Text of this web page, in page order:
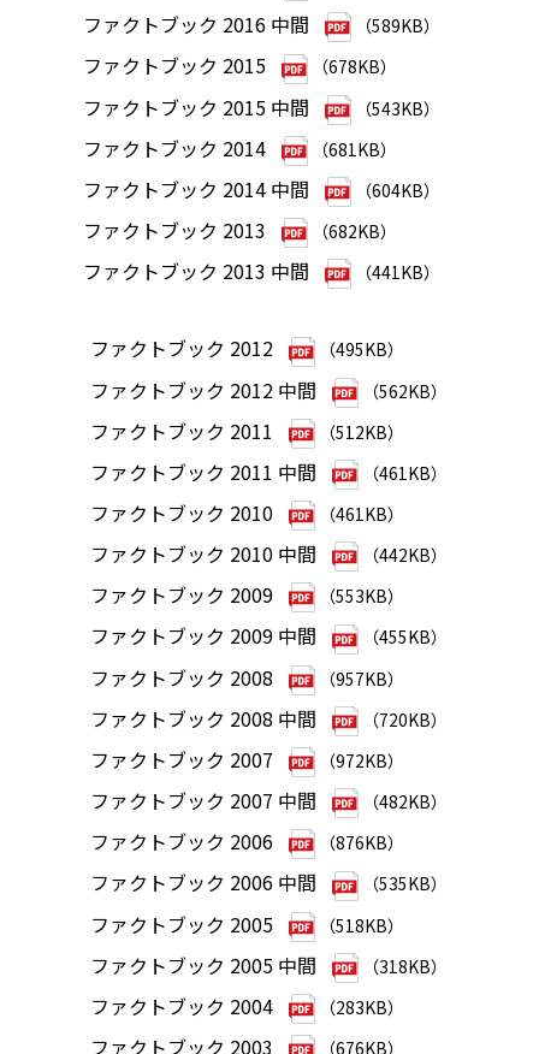
ファクトブック 2016 中間 （589KB）
ファクトブック 2015 （678KB）
ファクトブック 2015 中間 （543KB）
ファクトブック 2014 （681KB）
ファクトブック 2014 中間 （604KB）
ファクトブック 2013 （682KB）
ファクトブック 2013 中間 （441KB）
ファクトブック 2012 （495KB）
ファクトブック 2012 中間 （562KB）
ファクトブック 2011 （512KB）
ファクトブック 2011 中間 （461KB）
ファクトブック 2010 （461KB）
ファクトブック 2010 中間 （442KB）
ファクトブック 2009 （553KB）
ファクトブック 2009 中間 （455KB）
ファクトブック 2008 （957KB）
ファクトブック 2008 中間 （720KB）
ファクトブック 2007 （972KB）
ファクトブック 2007 中間 （482KB）
ファクトブック 2006 （876KB）
ファクトブック 2006 中間 （535KB）
ファクトブック 2005 （518KB）
ファクトブック 2005 中間 （318KB）
ファクトブック 2004 （283KB）
ファクトブック 2003 （676KB）